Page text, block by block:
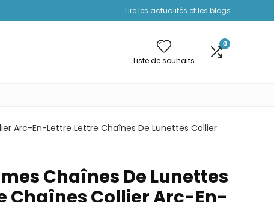
Lire les actualités et les blogs
Liste de souhaits
0
Arc-En-Lettre Lettre Chaînes De Lunettes Collier
Chaînes De Lunettes
Chaînes Collier Arc-En-